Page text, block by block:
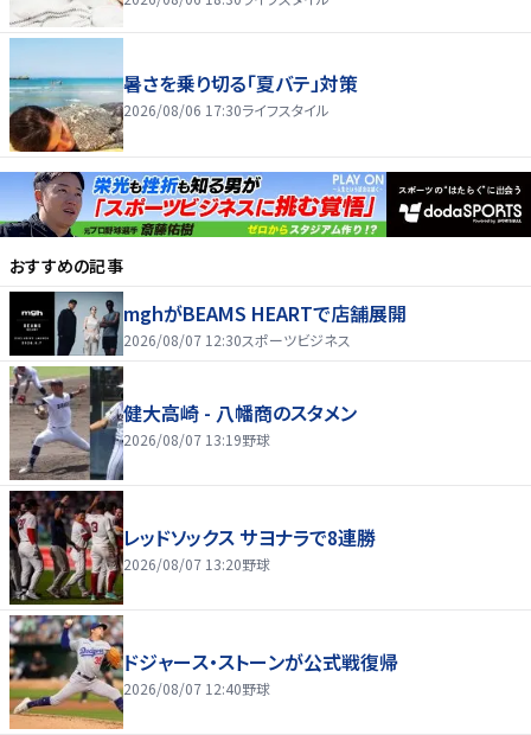
暑さを乗り切る「夏バテ」対策
2026/08/06 17:30ライフスタイル
おすすめの記事
mghがBEAMS HEARTで店舗展開
2026/08/07 12:30スポーツビジネス
健大高崎 - 八幡商のスタメン
2026/08/07 13:19野球
レッドソックス サヨナラで8連勝
2026/08/07 13:20野球
ドジャース・ストーンが公式戦復帰
2026/08/07 12:40野球